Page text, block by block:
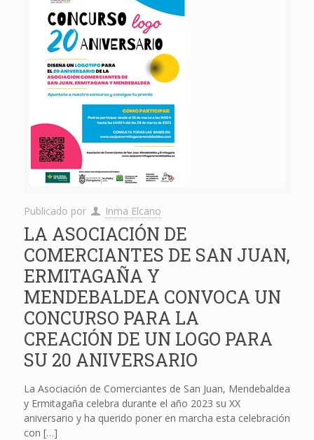
Publicado por Inma Elcano
LA ASOCIACIÓN DE
COMERCIANTES DE SAN JUAN,
ERMITAGAÑA Y
MENDEBALDEA CONVOCA UN
CONCURSO PARA LA
CREACIÓN DE UN LOGO PARA
SU 20 ANIVERSARIO
La Asociación de Comerciantes de San Juan, Mendebaldea
y Ermitagaña celebra durante el año 2023 su XX
aniversario y ha querido poner en marcha esta celebración
con […]